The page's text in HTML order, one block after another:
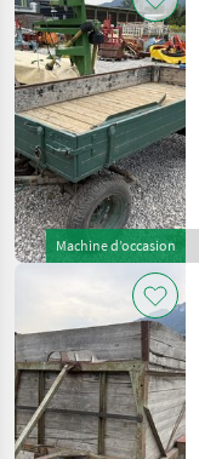
Machine d’occasion